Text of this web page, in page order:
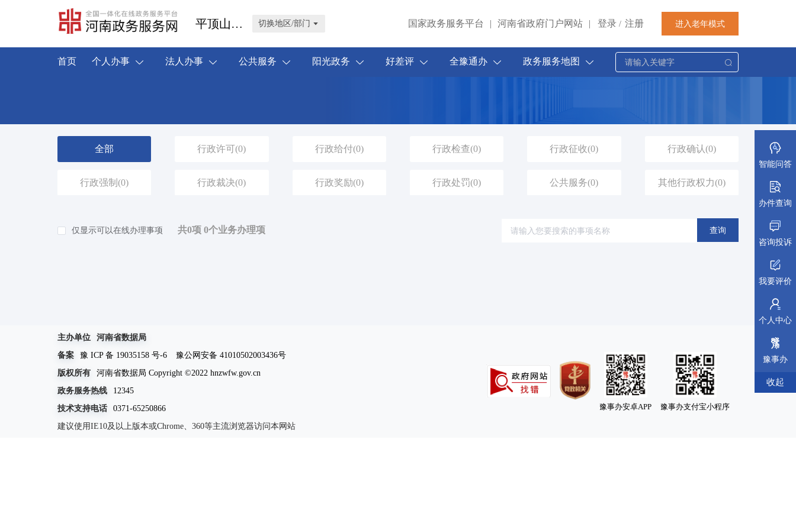
平顶山市汝州市 切换地区/部门 国家政务服务平台 | 河南省政府门户网站 | 登录 / 注册 进入老年模式
首页 个人办事 法人办事 公共服务 阳光政务 好差评 全豫通办 政务服务地图
全部 行政许可(0) 行政给付(0) 行政检查(0) 行政征收(0) 行政确认(0)
行政强制(0) 行政裁决(0) 行政奖励(0) 行政处罚(0) 公共服务(0) 其他行政权力(0)
仅显示可以在线办理事项 共0项 0个业务办理项 查询
主办单位
河南省数据局
备案
豫 ICP 备 19035158 号-6
豫公网安备 41010502003436号
版权所有
河南省数据局 Copyright ©2022 hnzwfw.gov.cn
政务服务热线
12345
技术支持电话
0371-65250866
建议使用IE10及以上版本或Chrome、360等主流浏览器访问本网站
豫事办安卓APP 豫事办支付宝小程序
智能问答
办件查询
咨询投诉
我要评价
个人中心
豫事办
收起